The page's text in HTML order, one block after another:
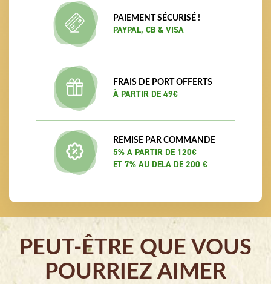
PAIEMENT SÉCURISÉ !
PAYPAL, CB & VISA
FRAIS DE PORT OFFERTS
À PARTIR DE 49€
REMISE PAR COMMANDE
5% A PARTIR DE 120€
ET 7% AU DELA DE 200 €
PEUT-ÊTRE QUE VOUS
POURRIEZ AIMER